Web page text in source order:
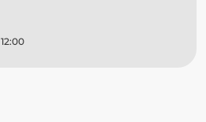
12:00